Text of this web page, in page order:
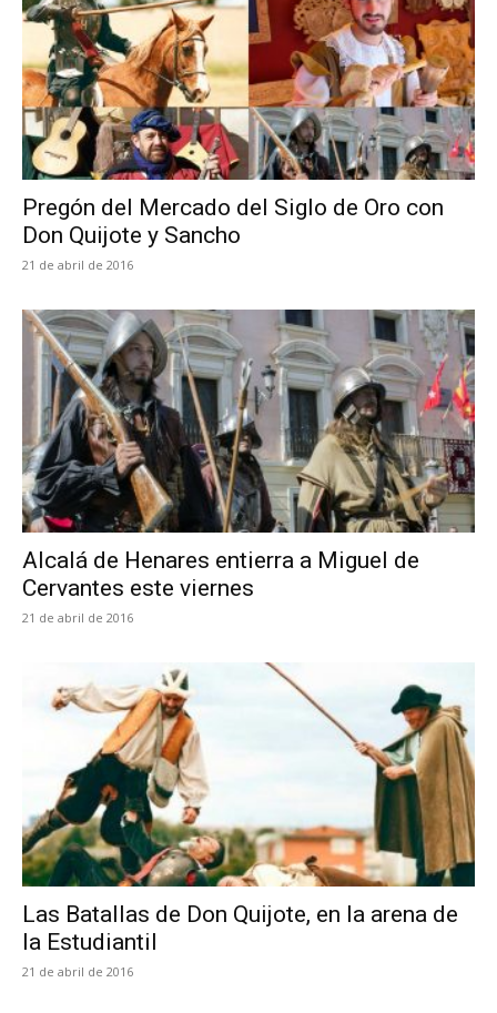
Pregón del Mercado del Siglo de Oro con
Don Quijote y Sancho
21 de abril de 2016
Alcalá de Henares entierra a Miguel de
Cervantes este viernes
21 de abril de 2016
Las Batallas de Don Quijote, en la arena de
la Estudiantil
21 de abril de 2016